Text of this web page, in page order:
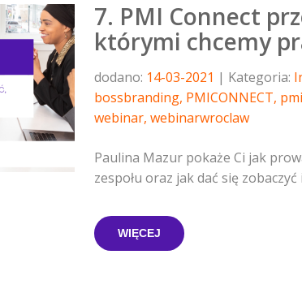
7. PMI Connect
którymi chcemy
dodano: 14-03-2021 Kategoria:
bossbranding, PMICONNECT,
webinar, webinarwroclaw
Paulina Mazur pokaże Ci jak
zespołu oraz jak dać się zobaczyć
WIĘCEJ